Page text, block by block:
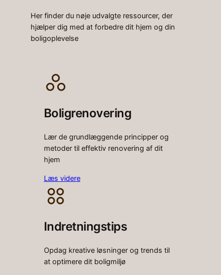
Her finder du nøje udvalgte ressourcer, der
hjælper dig med at forbedre dit hjem og din
boligoplevelse
Boligrenovering
Lær de grundlæggende principper og
metoder til effektiv renovering af dit
hjem
Læs videre
Indretningstips
Opdag kreative løsninger og trends til
at optimere dit boligmiljø